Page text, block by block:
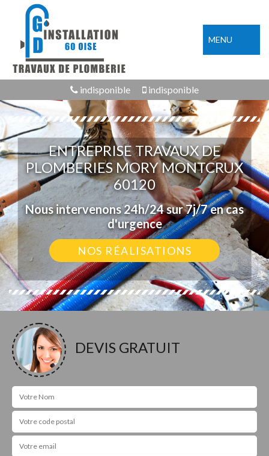
MENU
indisponible indisponible
ENTREPRISE TRAVAUX DE
PLOMBERIES MORY MONTCRUX
60120
Nous intervenons 24h/24 sur 7j/7 en cas
d'urgence
NOS RÉALISATIONS
DEVIS GRATUIT